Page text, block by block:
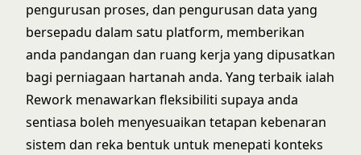
pengurusan proses, dan pengurusan data yang
bersepadu dalam satu platform, memberikan
anda pandangan dan ruang kerja yang dipusatkan
bagi perniagaan hartanah anda. Yang terbaik ialah
Rework menawarkan fleksibiliti supaya anda
sentiasa boleh menyesuaikan tetapan kebenaran
sistem dan reka bentuk untuk menepati konteks